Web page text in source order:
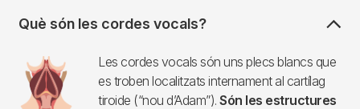
Què són les cordes vocals?
Imagen
Les cordes vocals són uns plecs blancs que
es troben localitzats internament al cartílag
tiroide (“nou d’Adam”). Són les estructures